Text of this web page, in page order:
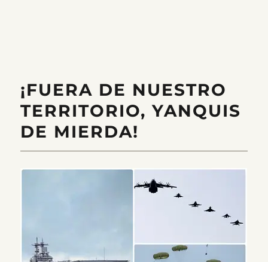
¡FUERA DE NUESTRO
TERRITORIO, YANQUIS
DE MIERDA!